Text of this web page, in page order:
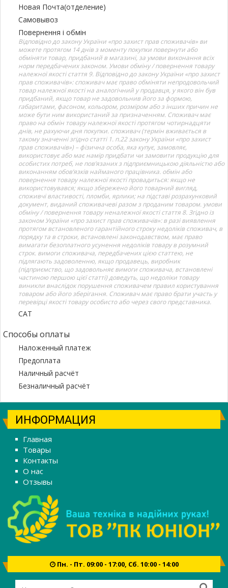
Новая Почта(отделение)
Самовывоз
Повернення і обмін
Відповідно до закону України «про захист прав споживачів» ви
можете протягом 14 днів з моменту покупки повернути або
обміняти товар, придбаний в магазині, за умови виконання всіх
норм передбачених законом. Умови обміну / повернення товару
належної якості стаття 9. Відповідно до закону України «про захист
прав споживачів»: споживач має право обміняти непродовольчий
товар належної якості на аналогічний у продавця, у якого він був
придбаний, якщо товар не задовольнив його за формою,
габаритами, фасоном, кольором, розміром або з інших причин не
може бути ним використаний за призначенням. Споживач має
право на обмін товару належної якості протягом чотирнадцяти
днів, не рахуючи дня покупки. споживач (термін вживається в
такому значенні згідно статті 1. п.22 закону України «про захист
прав споживачів») – фізична особа, яка купує, замовляє,
використовує або має намір придбати чи замовити продукцію для
особистих потреб, не пов’язаних з підприємницькою діяльністю або
виконанням обов’язків найманого працівника. обмін або
повернення товару належної якості провадиться: якщо не
використовувався; якщо збережено його товарний вигляд,
споживчі властивості, пломби, ярлики; на підставі розрахунковий
документ, виданий споживачеві разом з проданим товаром. умови
обміну / повернення товару неналежної якості стаття 8. Згідно із
законом України «про захист прав споживачів»: в разі виявлення
протягом встановленого гарантійного строку недоліків споживач, в
порядку та в строки, встановлені законодавством, має право
вимагати безоплатного усунення недоліків товару в розумний
строк. вимоги споживача, передбачених цією статтею, не
підлягають задоволенню, якщо продавець, виробник
(підприємство, що задовольняє вимоги споживача, встановлені
частиною першою цієї статті) доведуть, що недоліки товару
виникли внаслідок порушення споживачем правил користування
товаром або його зберігання. Споживач має право брати участь у
перевірці якості товару особисто або через свого представника.
САТ
Способы оплаты
Наложенный платеж
Предоплата
Наличный расчёт
Безналичный расчёт
ИНФОРМАЦИЯ
Главная
Товары
Контакты
О нас
Отзывы
Пн. - Пт. 09:00 - 17:00, Сб. 10:00 - 14:00